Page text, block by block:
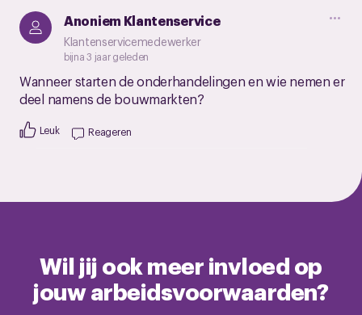
Anoniem Klantenservice
Klantenservicemedewerker
bijna 3 jaar geleden
Wanneer starten de onderhandelingen en wie nemen er
deel namens de bouwmarkten?
Leuk Reageren
Wil jij ook meer invloed op
jouw arbeidsvoorwaarden?